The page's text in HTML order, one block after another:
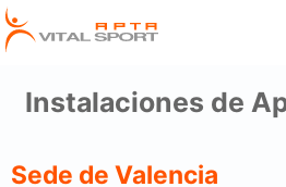
Instalaciones de
Sede de Valencia